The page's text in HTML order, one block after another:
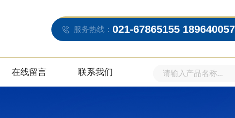
服务热线： 021-67865155
在线留言 联系我们